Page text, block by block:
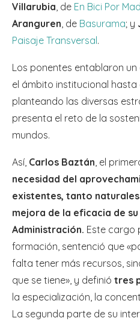
Villarubia, de En Bici Por
Aranguren, de Basurama; y
Paisaje Transversal.
Los ponentes entablaron
el ámbito institucional hasta
planteando las diversas
presenta el reto de la
mundos.
Así, Carlos Baztán, el
necesidad del
existentes, tanto
mejora de la eficacia de
Administración. Este cargo
formación, sentenció que
falta tener más recursos,
que se tiene», y definió tres
la especialización, la
La segunda parte de su